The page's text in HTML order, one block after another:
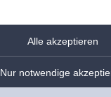
Alle akzeptieren
Nur notwendige